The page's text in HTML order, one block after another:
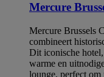
Mercure
Mercure Brussels
combineert
Dit iconische
warme en
lounge, perfect om